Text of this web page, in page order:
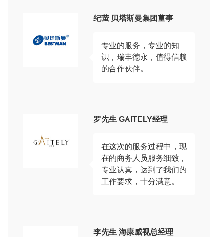
纪萤 贝塔斯曼集团董事
专业的服务，专业的知
识，瑞丰德永，值得信赖
的合作伙伴。
罗先生 GAITELY经理
在这次的服务过程中，现
在的商务人员服务细致，
专业认真，达到了我们的
工作要求，十分满意。
李先生 海康威视总经理